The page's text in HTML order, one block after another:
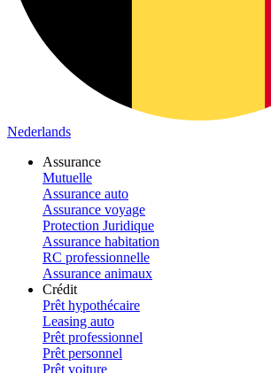
Nederlands
Assurance
Mutuelle
Assurance auto
Assurance voyage
Protection Juridique
Assurance habitation
RC professionnelle
Assurance animaux
Crédit
Prêt hypothécaire
Leasing auto
Prêt professionnel
Prêt personnel
Prêt voiture